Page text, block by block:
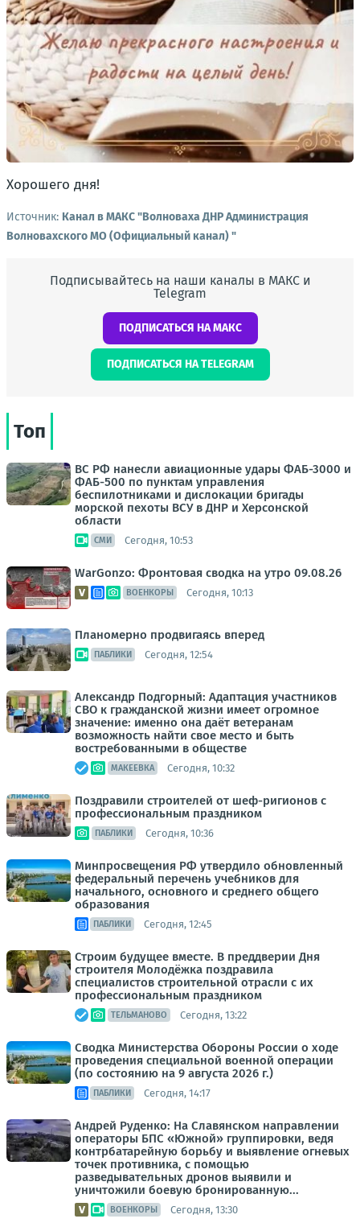
Хорошего дня!
Источник: Канал в МАКС "Волноваха ДНР Администрация
Волновахского МО (Официальный канал) "
Подписывайтесь на наши каналы в МАКС и
Telegram
ПОДПИСАТЬСЯ НА МАКС
ПОДПИСАТЬСЯ НА TELEGRAM
Топ
ВС РФ нанесли авиационные удары ФАБ-3000 и
ФАБ-500 по пунктам управления
беспилотниками и дислокации бригады
морской пехоты ВСУ в ДНР и Херсонской
области
СМИ Сегодня, 10:53
WarGonzo: Фронтовая сводка на утро 09.08.26
ВОЕНКОРЫ Сегодня, 10:13
Планомерно продвигаясь вперед
ПАБЛИКИ Сегодня, 12:54
Александр Подгорный: Адаптация участников
СВО к гражданской жизни имеет огромное
значение: именно она даёт ветеранам
возможность найти свое место и быть
востребованными в обществе
МАКЕЕВКА Сегодня, 10:32
Поздравили строителей от шеф-ригионов с
профессиональным праздником
ПАБЛИКИ Сегодня, 10:36
Минпросвещения РФ утвердило обновленный
федеральный перечень учебников для
начального, основного и среднего общего
образования
ПАБЛИКИ Сегодня, 12:45
Строим будущее вместе. В преддверии Дня
строителя Молодёжка поздравила
специалистов строительной отрасли с их
профессиональным праздником
ТЕЛЬМАНОВО Сегодня, 13:22
Сводка Министерства Обороны России о ходе
проведения специальной военной операции
(по состоянию на 9 августа 2026 г.)
ПАБЛИКИ Сегодня, 14:17
Андрей Руденко: На Славянском направлении
операторы БПС «Южной» группировки, ведя
контрбатарейную борьбу и выявление огневых
точек противника, с помощью
разведывательных дронов выявили и
уничтожили боевую бронированную...
ВОЕНКОРЫ Сегодня, 13:30